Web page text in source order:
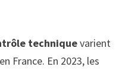
techniquevarient
France. En 2023, les